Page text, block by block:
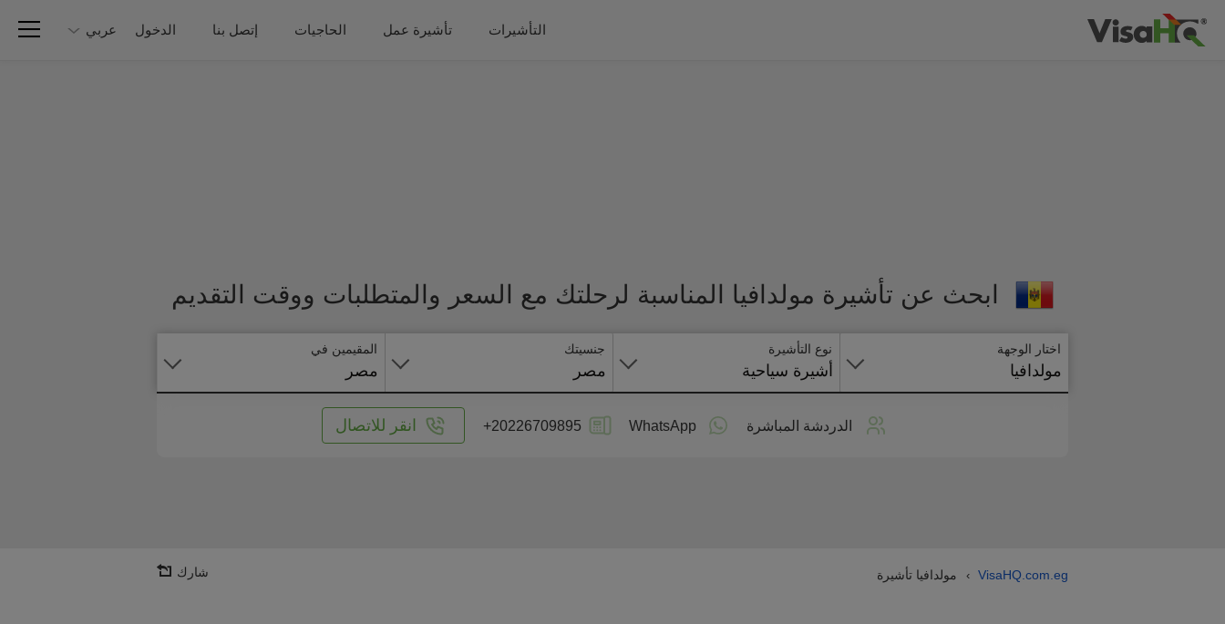
التأشيرات تأشيرة عمل الحاجيات إتصل بنا الدخول عربي
ابحث عن تأشيرة مولدافيا المناسبة لرحلتك مع السعر والمتطلبات ووقت التقديم
اختار الوجهة
مولدافيا
نوع التأشيرة
أشيرة سياحية
جنسيتك
مصر
المقيمين في
مصر
الدردشة المباشرة WhatsApp
+20226709895 انقر للاتصال
VisaHQ.com.eg
› مولدافيا تأشيرة شارك